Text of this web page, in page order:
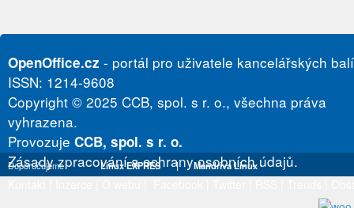
OpenOffice.cz - portál pro uživatele kancelářských
ISSN: 1214-9608
Copyright © 2025 CCB, spol. s r. o., všechna práva
vyhrazena.
Provozuje CCB, spol. s r. o.
Zásady zpracování a ochrany osobních údajů.
Doporučujeme Linux EXPRES | Mandriva Linux